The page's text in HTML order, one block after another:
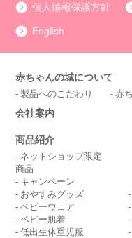
個人情報保護方針
English
赤ちゃんの城について
製品へのこだわり 赤
会社案内
商品紹介
ネットショップ限定
商品
キャンペーン
おやすみグッズ
ベビーウェア
ベビー肌着
低出生体重児服